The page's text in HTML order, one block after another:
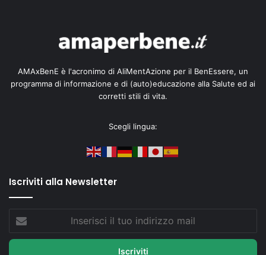
AMAxBenE è l'acronimo di AliMentAzione per il BenEssere, un
programma di informazione e di (auto)educazione alla Salute ed ai
corretti stili di vita.
Scegli lingua:
Iscriviti alla Newsletter
tuo